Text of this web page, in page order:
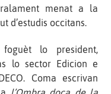
menat a la
d’estudis occitans.
lo president,
lo sector Edicion e
Coma escrivan